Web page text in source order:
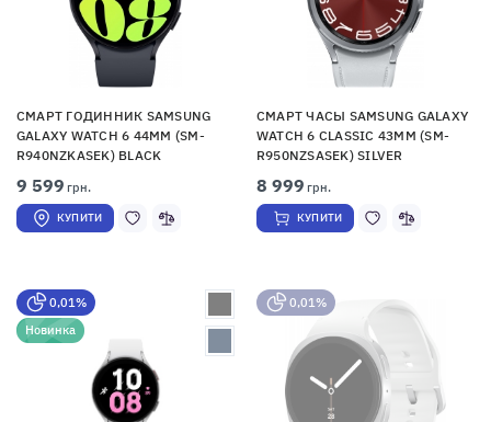
СМАРТ ГОДИННИК SAMSUNG
GALAXY WATCH 6 44MM (SM-
R940NZKASEK) BLACK
9 599 грн.
КУПИТИ
СМАРТ ЧАСЫ SAMSUNG GALAXY
WATCH 6 CLASSIC 43MM (SM-
R950NZSASEK) SILVER
8 999 грн.
КУПИТИ
0,01%
Новинка
0,01%